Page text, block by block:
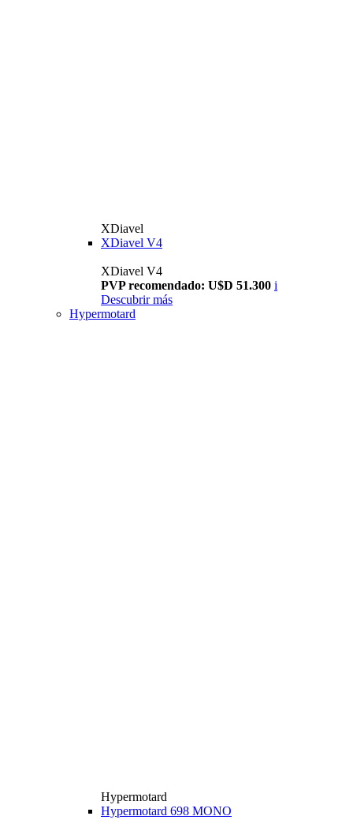
XDiavel
XDiavel V4
XDiavel V4
PVP recomendado: U$D 51.300 i
Descubrir más
Hypermotard
Hypermotard
Hypermotard 698 MONO